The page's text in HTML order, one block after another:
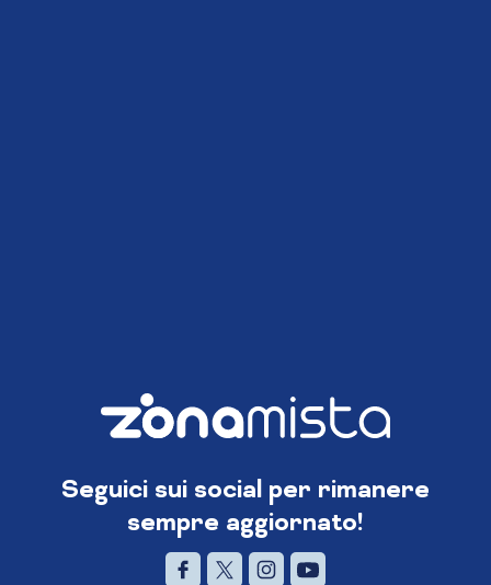
Seguici sui social per rimanere
sempre aggiornato!